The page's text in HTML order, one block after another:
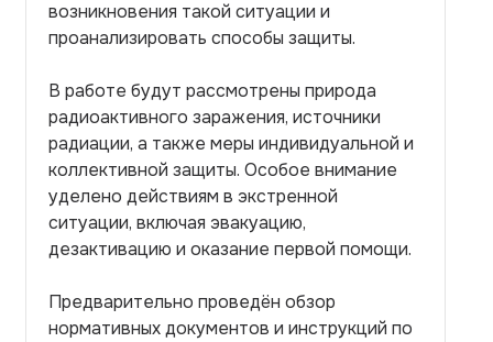
возникновения такой ситуации и
проанализировать способы защиты.
В работе будут рассмотрены природа
радиоактивного заражения, источники
радиации, а также меры индивидуальной и
коллективной защиты. Особое внимание
уделено действиям в экстренной
ситуации, включая эвакуацию,
дезактивацию и оказание первой помощи.
Предварительно проведён обзор
нормативных документов и инструкций по